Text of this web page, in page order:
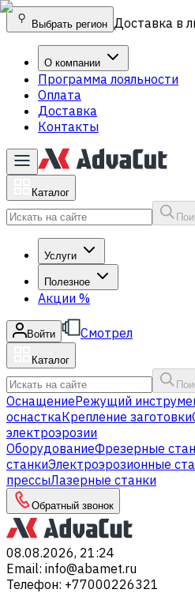
Выбрать регион Доставка в
О компании
Программа лояльности
Оплата
Доставка
Контакты
Каталог
Услуги
Полезное
Акции %
Войти Смотрел
Каталог
ОснащениеРежущий
оснасткаКрепление заготовки
электроэрозии
ОборудованиеФрезерные
станкиЭлектроэрозионные
прессыЛазерные станки
Обратный звонок
08.08.2026, 21:24
Email: info@abamet.ru
Телефон: +77000226321